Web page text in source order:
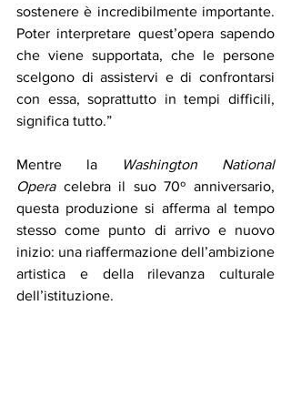
sostenere è incredibilmente importante.
Poter interpretare quest’opera sapendo
che viene supportata, che le persone
scelgono di assistervi e di confrontarsi
con essa, soprattutto in tempi difficili,
significa tutto.”
Mentre la
Washington National
Opera celebra il suo 70º anniversario,
questa produzione si afferma al tempo
stesso come punto di arrivo e nuovo
inizio: una riaffermazione dell’ambizione
artistica e della rilevanza culturale
dell’istituzione.